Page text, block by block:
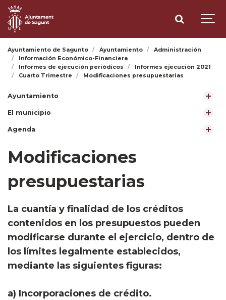
Ayuntamiento de Sagunto Ayuntamiento
Administración
Información Económico-Financiera
Informes de ejecución periódicos
Informes ejecución 2021
Cuarto Trimestre
Modificaciones presupuestarias
Ayuntamiento
El municipio
Agenda
Modificaciones
presupuestarias
​La cuantía y finalidad de los créditos
contenidos en los presupuestos pueden
modificarse durante el ejercicio, dentro de
los límites legalmente establecidos,
mediante las siguientes figuras:
a) Incorporaciones de crédito.